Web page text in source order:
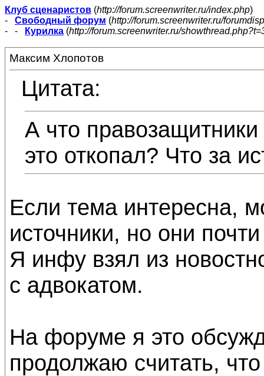
Клуб сценаристов (http://forum.screenwriter.ru/index.php)
- Свободный форум (http://forum.screenwriter.ru/
- -
Курилка (http://forum.screenwriter.ru/
Максим Хлопотов
Цитата:
А что
это откопал? Что за
Если тема интересна,
источники, но они
Я инфу взял из
с адвокатом.
На форуме я это
продолжаю считать,